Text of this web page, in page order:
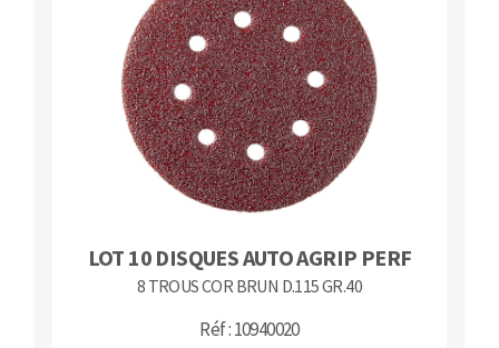
LOT 10 DISQUES AUTO AGRIP PERF
8 TROUS COR BRUN D.115 GR.40
Réf : 10940020